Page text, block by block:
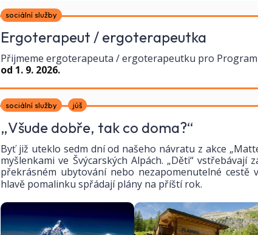
sociální služby
Ergoterapeut / ergoterapeutka
Přijmeme ergoterapeuta / ergoterapeutku pro
od 1. 9. 2026.
sociální služby júš
„Všude dobře, tak co doma?“
Byť již uteklo sedm dní od našeho návratu z akce
myšlenkami ve Švýcarských Alpách. „Děti“
překrásném ubytování nebo nezapomenutelné cestě
hlavě pomalinku spřádají plány na příští rok.